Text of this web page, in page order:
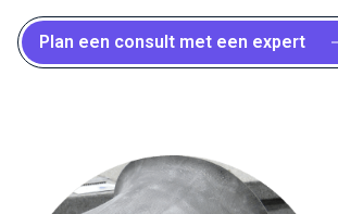
Plan een consult met een expert